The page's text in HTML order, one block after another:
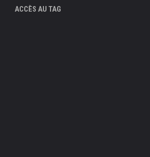
ACCÈS AU TAG